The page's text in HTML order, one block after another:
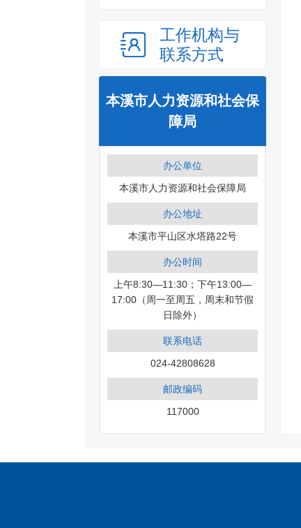
工作机构与
联系方式
本溪市人力资源和社会保
障局
办公单位
本溪市人力资源和社会保障局
办公地址
本溪市平山区水塔路22号
办公时间
上午8:30—11:30；下午13:00—
17:00（周一至周五，周末和节假
日除外）
联系电话
024-42808628
邮政编码
117000